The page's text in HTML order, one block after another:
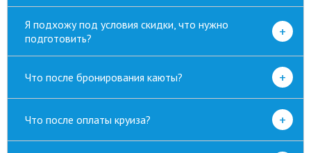
Я подхожу под условия скидки, что нужно
подготовить?
+
Что после бронирования каюты? +
Что после оплаты круиза? +